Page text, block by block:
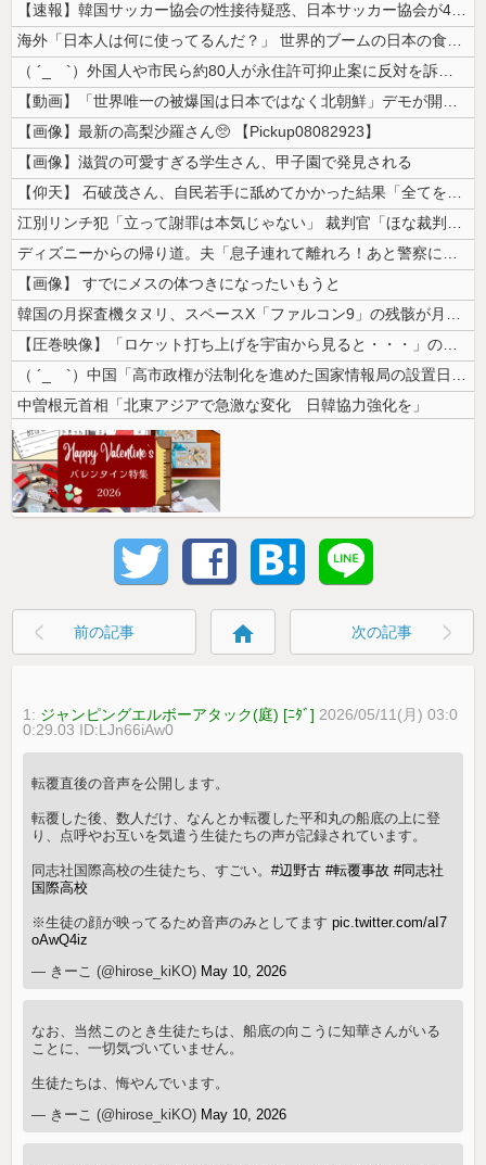
【速報】韓国サッカー協会の性接待疑惑、日本サッカー協会が4人の日本人審...
海外「日本人は何に使ってるんだ？」 世界的ブームの日本の食品、買ってみ...
（ ´_ゝ`）外国人や市民ら約80人が永住許可抑止案に反対を訴え「選別...
【動画】「世界唯一の被爆国は日本ではなく北朝鮮」デモが開催される
【画像】最新の高梨沙羅さん🥺 【Pickup08082923】
【画像】滋賀の可愛すぎる学生さん、甲子園で発見される
【仰天】 石破茂さん、自民若手に舐めてかかった結果「全てを失うｗｗｗｗ...
江別リンチ犯「立って謝罪は本気じゃない」 裁判官「ほな裁判で土下座して...
ディズニーからの帰り道。夫「息子連れて離れろ！あと警察に通報！」私「助...
【画像】 すでにメスの体つきになったいもうと
韓国の月探査機タヌリ、スペースX「ファルコン9」の残骸が月面に衝突する...
【圧巻映像】「ロケット打ち上げを宇宙から見ると・・・」の動画が衝撃的
（ ´_ゝ`）中国「高市政権が法制化を進めた国家情報局の設置日が7月3...
中曽根元首相「北東アジアで急激な変化 日韓協力強化を」
前の記事 home 次の記事
1: ジャンピングエルボーアタック(庭) [ﾆﾀﾞ] 2026/05/11(月) 03:0
0:29.03 ID:LJn66iAw0
転覆直後の音声を公開します。
転覆した後、数人だけ、なんとか転覆した平和丸の船底の上に登
り、点呼やお互いを気遣う生徒たちの声が記録されています。
同志社国際高校の生徒たち、すごい。#辺野古 #転覆事故 #同志社
国際高校
※生徒の顔が映ってるため音声のみとしてますpic.twitter.com/aI7
oAwQ4iz
— きーこ (@hirose_kiKO) May 10, 2026
なお、当然このとき生徒たちは、船底の向こうに知華さんがいる
ことに、一切気づいていません。
生徒たちは、悔やんでいます。
— きーこ (@hirose_kiKO) May 10, 2026